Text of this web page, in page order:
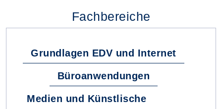
Fachbereiche
Grundlagen EDV und Internet
Büroanwendungen
Medien und Künstlische